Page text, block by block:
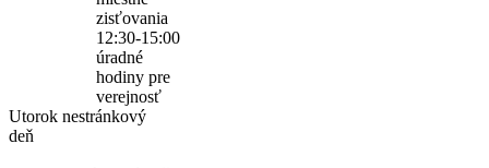
zisťovania
12:30-15:00
úradné
hodiny pre
verejnosť
Utorok nestránkový
deň